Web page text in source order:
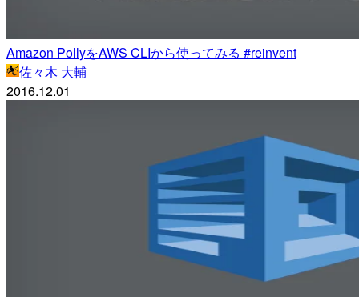
Amazon PollyをAWS CLIから使ってみる #reinvent
佐々木 大輔
2016.12.01